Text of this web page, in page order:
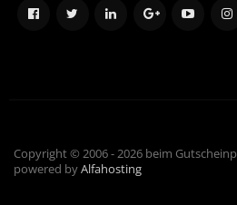
Copyright © 2006 - 2026 beim
powered byAlfahosting